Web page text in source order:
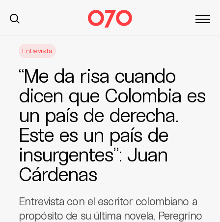
Entrevista
“Me da risa cuando
dicen que Colombia es
un país de derecha.
Este es un país de
insurgentes”: Juan
Cárdenas
Entrevista con el escritor colombiano a
propósito de su última novela, Peregrino